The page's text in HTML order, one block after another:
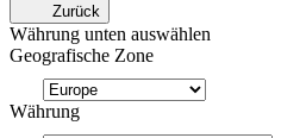
Zurück
Währung unten auswählen
Geografische Zone
Währung